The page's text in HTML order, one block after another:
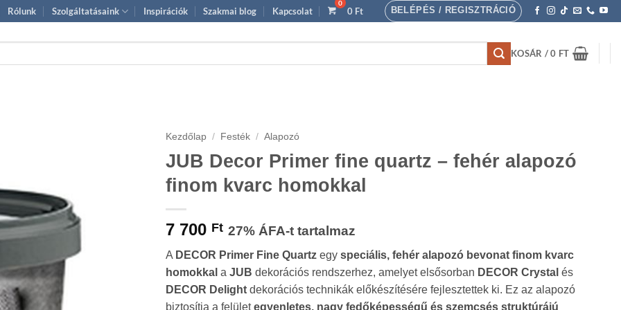
Rólunk Szolgáltatásaink Inspirációk Szakmai blog Kapcsolat 0 Ft BELÉPÉS / REGISZTRÁCIÓ
KOSÁR /0 FT
Kezdőlap / Festék / Alapozó
JUB Decor Primer fine quartz – fehér alapozó
finom kvarc homokkal
7 700 Ft 27% ÁFA-t tartalmaz
A DECOR Primer Fine Quartz egy speciális, fehér alapozó bevonat finom kvarc
homokkal a JUB dekorációs rendszerhez, amelyet elsősorban DECOR Crystal és
DECOR Delight dekorációs technikák előkészítésére fejlesztettek ki. Ez az alapozó
biztosítja a felületegyenletes, nagy fedőképességű és szemcsés struktúrájú